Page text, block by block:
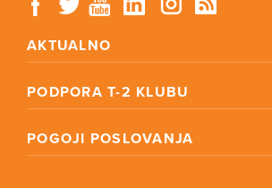
AKTUALNO
PODPORA T-2 KLUBU
POGOJI POSLOVANJA